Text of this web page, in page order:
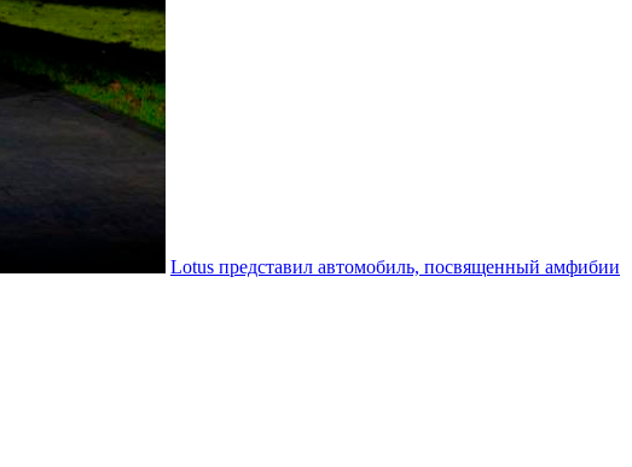
Lotus представил автомобиль, посвященный амфибии